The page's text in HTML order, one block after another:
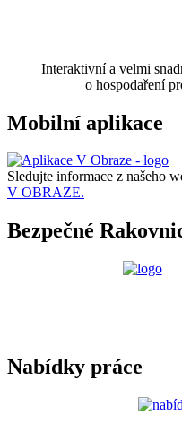
Interaktivní a velmi
o hospodaření
Mobilní aplikace
Sledujte informace z našeho
V OBRAZE.
Bezpečné
Nabídky práce